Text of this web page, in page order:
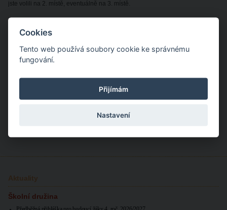
jste volili na 2. místě, eventuálně na 3. místě.
10.00 hodin. Formulář prosím vyplňte nejpozději do pátku 29. 5. 2025.
Pokud byste měli jakékoli dotazy k výuce dalšího cizího jazyka na 2. stupni,
Aktuality
Školní družina
Cookies
Tento web používá soubory cookie ke správnému
fungování.
Přijímám
Nastavení